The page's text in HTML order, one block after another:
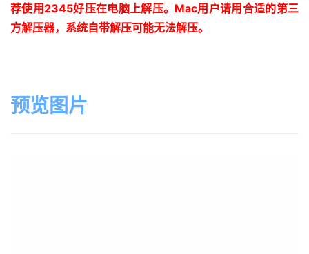
荐使用2345好压在电脑上解压。 Mac用户请用合适的第三
方解压器，系统自带解压可能无法解压。
预览图片